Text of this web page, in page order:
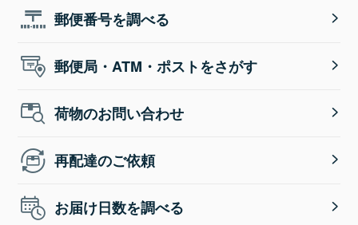
郵便番号を調べる
郵便局・ATM・ポストをさがす
荷物のお問い合わせ
再配達のご依頼
お届け日数を調べる